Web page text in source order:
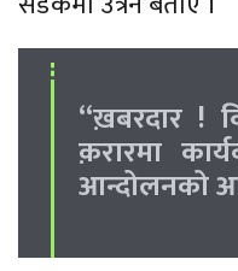
“ख़बरदार !
क़रारमा
आन्दोलनको